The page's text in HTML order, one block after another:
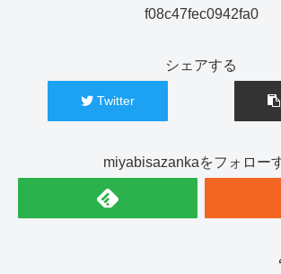
f08c47fec0942fa0
シェアする
Twitter
miyabisazankaをフォロー